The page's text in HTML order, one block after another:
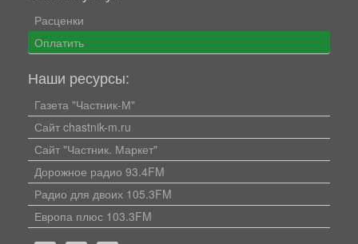
Расценки
Оплатить
Наши ресурсы:
Газета "Частник-М"
Сайт chastnik-m.ru
Сайт "Частник. Маркет"
Дорожное радио 93.4FM
Радио для двоих 105.3FM
Европа плюс 103.3FM